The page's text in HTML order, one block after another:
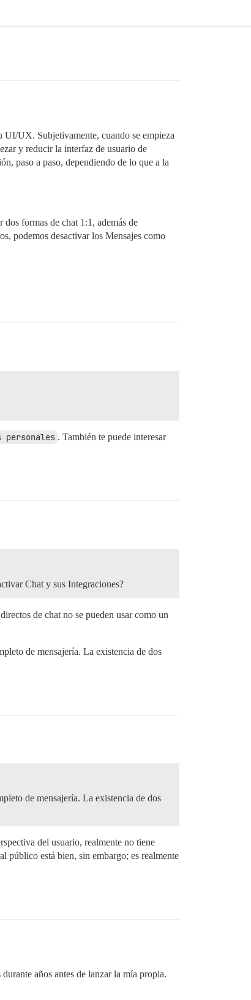
UI/UX. Subjetivamente, cuando se empieza
y reducir la interfaz de usuario de
paso a paso, dependiendo de lo que a la
formas de chat 1:1, además de
podemos desactivar los Mensajes como
personales . También te puede interesar
Chat y sus Integraciones?
de chat no se pueden usar como un
de mensajería. La existencia de dos
de mensajería. La existencia de dos
del usuario, realmente no tiene
público está bien, sin embargo; es realmente
años antes de lanzar la mía propia.